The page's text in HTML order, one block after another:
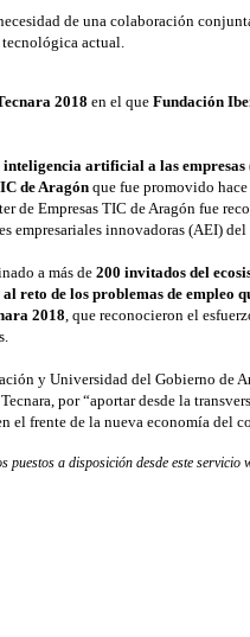
DE
Correo electrónico
Contraseña
de una colaboración
actual.
2018 en el que Fundación
inteligencia artificial a las empresas
de Aragónque fue promovido hace
de Empresas TIC de Aragón fue
empresariales innovadoras (AEI)
a más de 200 invitados del
reto de los problemas de empleo
2018 , que reconocieron el
y Universidad del Gobierno de
por “aportar desde la
el frente de la nueva economía del
a disposición desde este servicio